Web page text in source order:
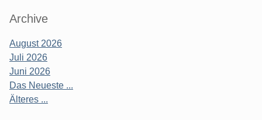
Archive
August 2026
Juli 2026
Juni 2026
Das Neueste ...
Älteres ...